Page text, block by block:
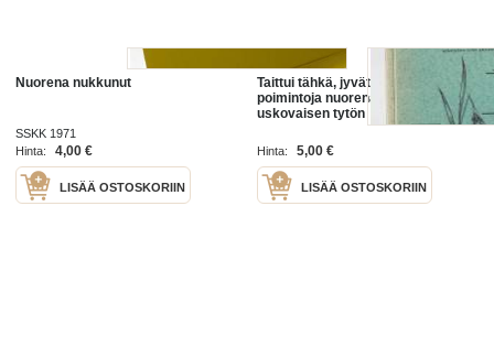
Nuorena nukkunut
SSKK 1971
Hinta:
4,00 €
LISÄÄ OSTOSKORIIN
Taittui tähkä, jyvät jäivät :
poimintoja nuorena nukkuneen,
uskovaisen tytön
päiväkirjastaKirjaKoivusaari,
Terttu
Hinta: 5,00 €
LISÄÄ OSTOSKORIIN